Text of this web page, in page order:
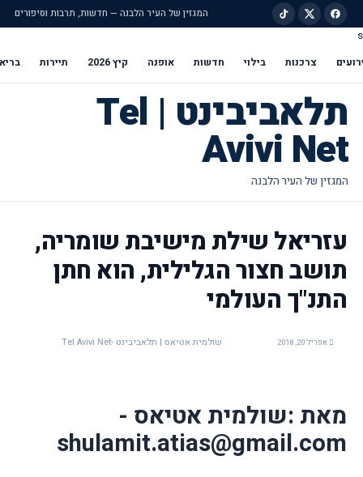
המגזין של העיר הלבנה — חדשות, תרבות וסיפורים
s
צרכנות בילוי חדשות אופנה קיץ 2026 תיירות
תלאביבינט | Tel
Avivi Net
עזריאל שילת מישיבת שומריה,
תושב חצור הגלילית, הוא חתן
התנ"ך העולמי
אפריל 20, 2018 שולמית אטיאס | תלאביבינט -Tel Avivi Net
מאת :שולמית אטיאס -
shulamit.atias@gmail.com